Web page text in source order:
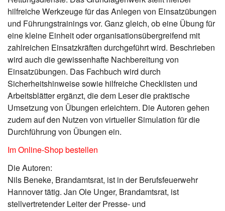
hilfreiche Werkzeuge für das Anlegen von Einsatzübungen
und Führungstrainings vor. Ganz gleich, ob eine Übung für
eine kleine Einheit oder organisationsübergreifend mit
zahlreichen Einsatzkräften durchgeführt wird. Beschrieben
wird auch die gewissenhafte Nachbereitung von
Einsatzübungen. Das Fachbuch wird durch
Sicherheitshinweise sowie hilfreiche Checklisten und
Arbeitsblätter ergänzt, die dem Leser die praktische
Umsetzung von Übungen erleichtern. Die Autoren gehen
zudem auf den Nutzen von virtueller Simulation für die
Durchführung von Übungen ein.
Im Online-Shop bestellen
Die Autoren:
Nils Beneke, Brandamtsrat, ist in der Berufsfeuerwehr
Hannover tätig. Jan Ole Unger, Brandamtsrat, ist
stellvertretender Leiter der Presse- und